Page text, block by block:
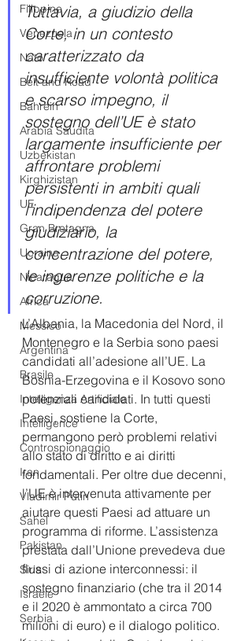
Filippine
Venezuela
Nato
Belt and Road
Bahrein
Arabia Saudita
Uzbekistan
Kirghizistan
UE
Gran Bretagna
Ucraina
Nicaragua
Africa
Messico
Argentina
Brasile
Intelligenza Artificiale
Intelligence
Controspionaggio
Iran
Vladimir Putin
Sahel
Pakistan
Siria
Israele
Serbia
Tuttavia, a giudizio della
Corte, in un contesto
caratterizzato da
insufficiente volontà politica
e scarso impegno, il
sostegno dell’UE è stato
largamente insufficiente per
affrontare problemi
persistenti in ambiti quali
l’indipendenza del potere
giudiziario, la
concentrazione del potere,
le ingerenze politiche e la
corruzione.
L’Albania, la Macedonia del Nord, il
Montenegro e la Serbia sono paesi
candidati all’adesione all’UE. La
Bosnia-Erzegovina e il Kosovo sono
potenziali candidati. In tutti questi
Paesi, sostiene la Corte,
permangono però problemi relativi
allo stato di diritto e ai diritti
fondamentali. Per oltre due decenni,
l’UE è intervenuta attivamente per
aiutare questi Paesi ad attuare un
programma di riforme. L’assistenza
prestata dall’Unione prevedeva due
flussi di azione interconnessi: il
sostegno finanziario (che tra il 2014
e il 2020 è ammontato a circa 700
milioni di euro) e il dialogo politico.